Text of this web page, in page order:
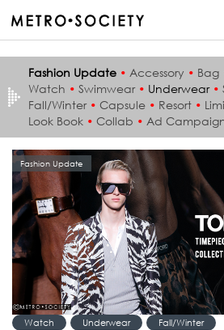
Fashion Update • Accessory • Bag
Watch • Swimwear • Underwear •
Fall/Winter • Capsule • Resort •
Look Book • Collab • Ad
Fashion Update
Watch Underwear Fall/Winter